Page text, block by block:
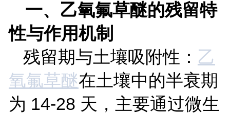
一、乙氧氟草醚的残留特
性与作用机制
残留期与土壤吸附性： 乙
氧氟草醚在土壤中的半衰期
为 14-28 天，主要通过微生